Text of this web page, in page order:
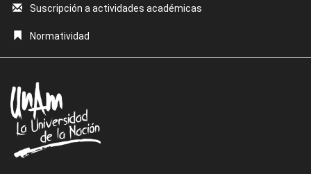
Suscripción a actividades académicas
Normatividad